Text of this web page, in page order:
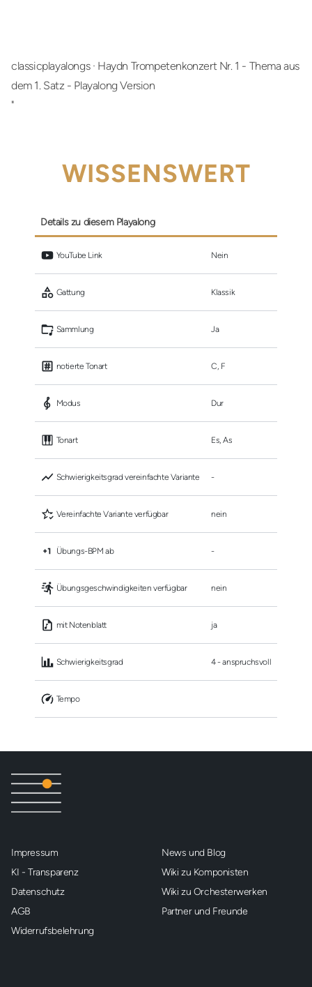
classicplayalongs· Haydn Trompetenkonzert Nr. 1 - Thema aus
dem 1. Satz - Playalong Version
"
WISSENSWERT
Details zu diesem Playalong
YouTube Link Nein
Gattung Klassik
Sammlung Ja
notierte Tonart C, F
Modus Dur
Tonart Es, As
Schwierigkeitsgrad vereinfachte Variante -
Vereinfachte Variante verfügbar nein
Übungs-BPM ab -
Übungsgeschwindigkeiten verfügbar nein
mit Notenblatt ja
Schwierigkeitsgrad 4 - anspruchsvoll
Tempo
Impressum
KI - Transparenz
Datenschutz
AGB
Widerrufsbelehrung
News und Blog
Wiki zu Komponisten
Wiki zu Orchesterwerken
Partner und Freunde